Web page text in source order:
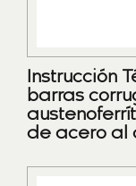
Instrucción
barras
de acero al